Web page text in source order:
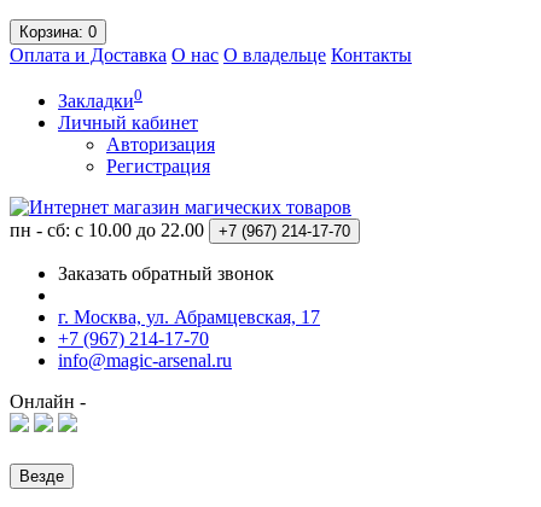
Корзина: 0
Оплата и Доставка О нас О владельце Контакты
Закладки0
Личный кабинет
Авторизация
Регистрация
пн - сб: с 10.00 до 22.00 +7 (967) 214-17-70
Заказать обратный звонок
г. Москва, ул. Абрамцевская, 17
+7 (967) 214-17-70
info@magic-arsenal.ru
Онлайн -
Везде